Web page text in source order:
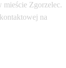
mieście Zgorzelec.
na